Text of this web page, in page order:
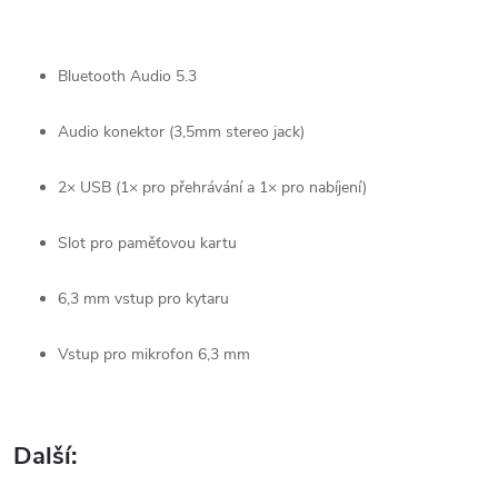
Bluetooth Audio 5.3
Audio konektor (3,5mm stereo jack)
2× USB (1× pro přehrávání a 1× pro nabíjení)
Slot pro paměťovou kartu
6,3 mm vstup pro kytaru
Vstup pro mikrofon 6,3 mm
Další: